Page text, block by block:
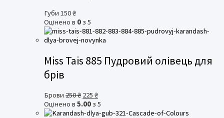
Губи 150₴
Оцінено в 0 з 5
Miss Tais 885 Пудровий олівець для
брів
Брови 250₴ Оригінальна
ціна:
250 ₴.
225 ₴Поточна
ціна:
225 ₴.
Оцінено в 5.00 з 5